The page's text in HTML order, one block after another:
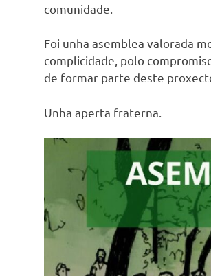
comunidade.
Foi unha asemblea valorada
complicidade, polo
de formar parte deste
Unha aperta fraterna.